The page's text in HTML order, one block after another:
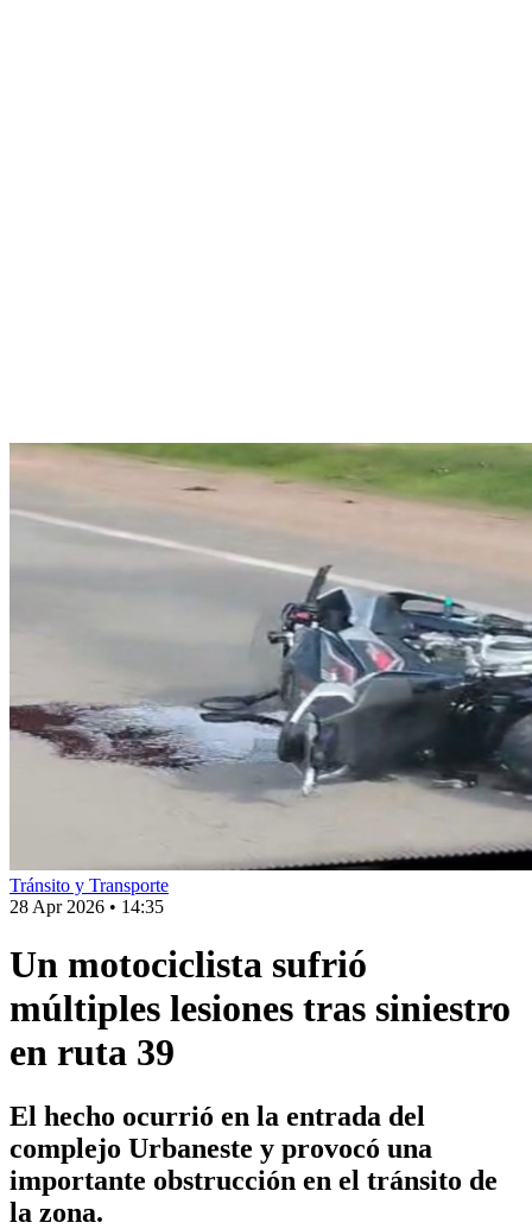
Tránsito y Transporte
28 Apr 2026 • 14:35
Un motociclista sufrió
múltiples lesiones tras siniestro
en ruta 39
El hecho ocurrió en la entrada del
complejo Urbaneste y provocó una
importante obstrucción en el tránsito de
la zona.